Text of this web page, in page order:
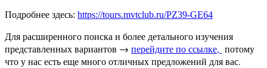
Подробнее здесь: https://tours.mvtclub.ru/PZ39-GE64
Для расширенного поиска и более детального изучения
представленных вариантов → перейдите по ссылке, потому
что у нас есть еще много отличных предложений для вас.